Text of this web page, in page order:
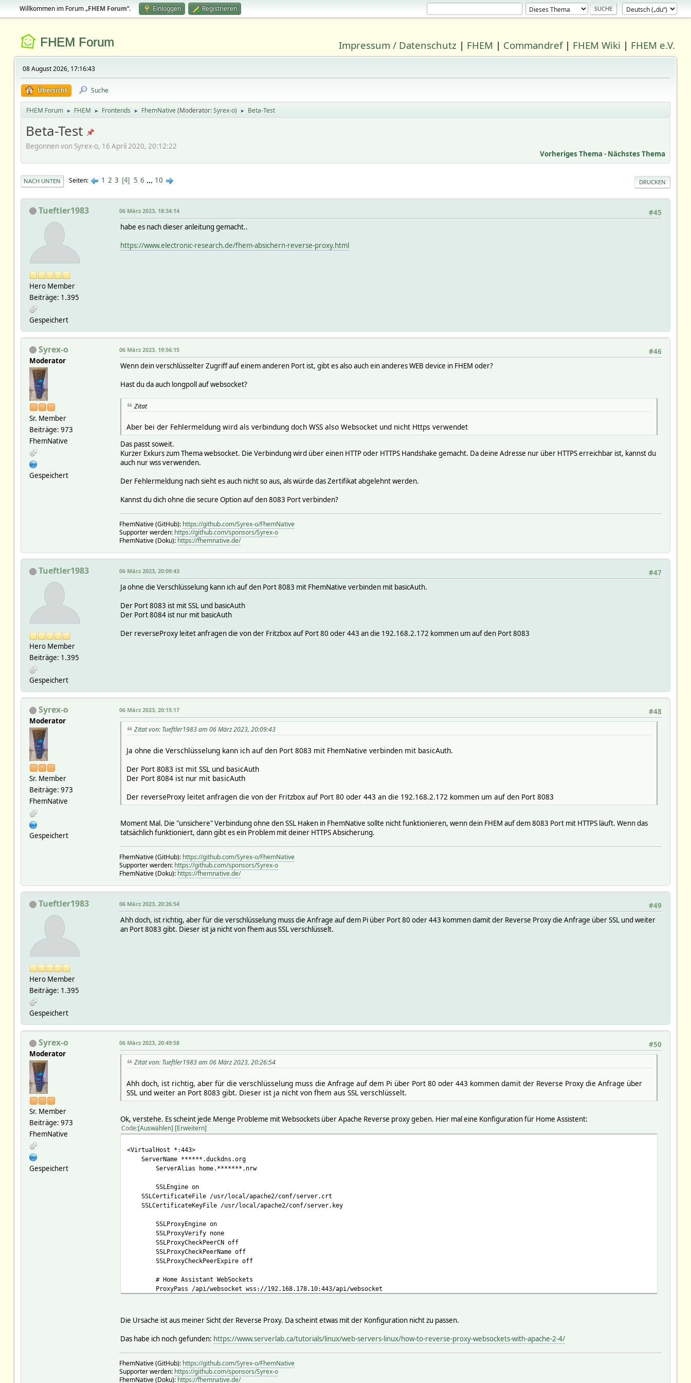
Willkommen im Forum „FHEM Forum“. Einloggen Registrieren
FHEM Forum Impressum / Datenschutz | FHEM | Commandref| FHEM Wiki | FHEM e.V.
08 August 2026, 17:16:43
Übersicht Suche
FHEM Forum ► FHEM ► Frontends ► FhemNative(Moderator:Syrex-o) ► Beta-Test
Beta-Test
Begonnen von Syrex-o, 16 April 2020, 20:12:22
Vorheriges Thema - Nächstes Thema
DRUCKEN
NACH UNTEN Seiten 1 2 3 4 5 6 ... 10
Tueftler1983
Hero Member
Beiträge: 1.395
Gespeichert
#45
06 März 2023, 18:34:14
habe es nach dieser anleitung gemacht..
https://www.electronic-research.de/fhem-absichern-reverse-proxy.html
Syrex-o
Moderator
Sr. Member
Beiträge: 973
FhemNative
Gespeichert
#46
06 März 2023, 19:56:15
Wenn dein verschlüsselter Zugriff auf einem anderen Port ist, gibt es also auch ein anderes WEB device in FHEM oder?
Hast du da auch longpoll auf websocket?
Zitat
Aber bei der Fehlermeldung wird als verbindung doch WSS also Websocket und nicht Https verwendet
Das passt soweit.
Kurzer Exkurs zum Thema websocket. Die Verbindung wird über einen HTTP oder HTTPS Handshake gemacht. Da deine Adresse nur über HTTPS erreichbar ist, kannst du
auch nur wss verwenden.
Der Fehlermeldung nach sieht es auch nicht so aus, als würde das Zertifikat abgelehnt werden.
Kannst du dich ohne die secure Option auf den 8083 Port verbinden?
FhemNative (GitHub): https://github.com/Syrex-o/FhemNative
Supporter werden: https://github.com/sponsors/Syrex-o
FhemNative (Doku): https://fhemnative.de/
Tueftler1983
Hero Member
Beiträge: 1.395
Gespeichert
#47
06 März 2023, 20:09:43
Ja ohne die Verschlüsselung kann ich auf den Port 8083 mit FhemNative verbinden mit basicAuth.
Der Port 8083 ist mit SSL und basicAuth
Der Port 8084 ist nur mit basicAuth
Der reverseProxy leitet anfragen die von der Fritzbox auf Port 80 oder 443 an die 192.168.2.172 kommen um auf den Port 8083
Syrex-o
Moderator
Sr. Member
Beiträge: 973
FhemNative
Gespeichert
#48
06 März 2023, 20:15:17
Zitat von: Tueftler1983 am 06 März 2023, 20:09:43
Ja ohne die Verschlüsselung kann ich auf den Port 8083 mit FhemNative verbinden mit basicAuth.
Der Port 8083 ist mit SSL und basicAuth
Der Port 8084 ist nur mit basicAuth
Der reverseProxy leitet anfragen die von der Fritzbox auf Port 80 oder 443 an die 192.168.2.172 kommen um auf den Port 8083
Moment Mal. Die "unsichere" Verbindung ohne den SSL Haken in FhemNative sollte nicht funktionieren, wenn dein FHEM auf dem 8083 Port mit HTTPS läuft. Wenn das
tatsächlich funktioniert, dann gibt es ein Problem mit deiner HTTPS Absicherung.
FhemNative (GitHub): https://github.com/Syrex-o/FhemNative
Supporter werden: https://github.com/sponsors/Syrex-o
FhemNative (Doku): https://fhemnative.de/
Tueftler1983
Hero Member
Beiträge: 1.395
Gespeichert
#49
06 März 2023, 20:26:54
Ahh doch, ist richtig, aber für die verschlüsselung muss die Anfrage auf dem Pi über Port 80 oder 443 kommen damit der Reverse Proxy die Anfrage über SSL und weiter
an Port 8083 gibt. Dieser ist ja nicht von fhem aus SSL verschlüsselt.
Syrex-o
Moderator
Sr. Member
Beiträge: 973
FhemNative
Gespeichert
#50
06 März 2023, 20:49:58
Zitat von: Tueftler1983 am 06 März 2023, 20:26:54
Ahh doch, ist richtig, aber für die verschlüsselung muss die Anfrage auf dem Pi über Port 80 oder 443 kommen damit der Reverse Proxy die Anfrage über
SSL und weiter an Port 8083 gibt. Dieser ist ja nicht von fhem aus SSL verschlüsselt.
Ok, verstehe. Es scheint jede Menge Probleme mit Websockets über Apache Reverse proxy geben. Hier mal eine Konfiguration für Home Assistent:
Code Auswählen Erweitern
<VirtualHost *:443>
ServerName ******.duckdns.org
ServerAlias home.*******.nrw
SSLEngine on
SSLCertificateFile /usr/local/apache2/conf/server.crt
SSLCertificateKeyFile /usr/local/apache2/conf/server.key
SSLProxyEngine on
SSLProxyVerify none
SSLProxyCheckPeerCN off
SSLProxyCheckPeerName off
SSLProxyCheckPeerExpire off
# Home Assistant WebSockets
ProxyPass /api/websocket wss://192.168.178.10:443/api/websocket
# Home Assistant HTTP
ProxyPass / https://192.168.178.10:443/
ProxyPassReverse / https://192.168.178.10:443/
</VirtualHost>
Die Ursache ist aus meiner Sicht der Reverse Proxy. Da scheint etwas mit der Konfiguration nicht zu passen.
Das habe ich noch gefunden: https://www.serverlab.ca/tutorials/linux/web-servers-linux/how-to-reverse-proxy-websockets-with-apache-2-4/
FhemNative (GitHub): https://github.com/Syrex-o/FhemNative
Supporter werden: https://github.com/sponsors/Syrex-o
FhemNative (Doku): https://fhemnative.de/